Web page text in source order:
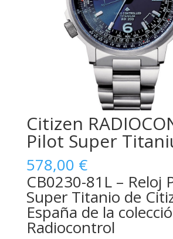
Citizen
Pilot Super
578,00 €
CB0230-81L – Reloj
Super Titanio de
España de la
Radiocontrol